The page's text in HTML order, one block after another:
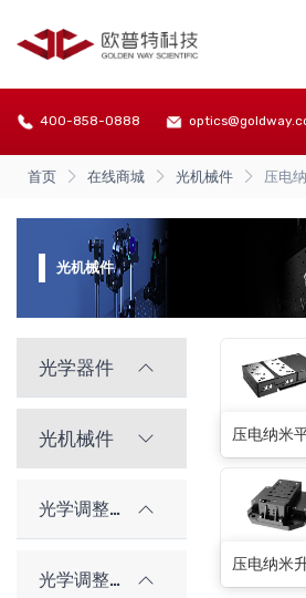
400-858-0888
首页 在线商城 光机械件 压电
光机械件
光学器件
光机械件
光学调整架
光学调整架（老型号）